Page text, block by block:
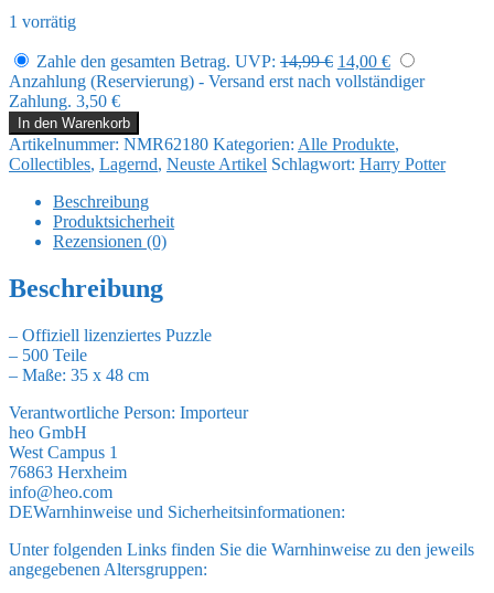
1 vorrätig
Zahle den gesamten Betrag. UVP: 14,99€ Ursprünglicher
Preis
14,00 €Aktueller
Preis
Anzahlung (Reservierung) - Versand erst nach vollständiger
Zahlung. 3,50 €
Harry
Potter
Puzzle
(500
Teile)
Menge
In den Warenkorb
Artikelnummer: NMR62180 Kategorien: Alle Produkte,
Collectibles, Lagernd, Neuste Artikel Schlagwort: Harry Potter
Beschreibung
Produktsicherheit
Rezensionen (0)
Beschreibung
– Offiziell lizenziertes Puzzle
– 500 Teile
– Maße: 35 x 48 cm
Verantwortliche Person: Importeur
heo GmbH
West Campus 1
76863 Herxheim
info@heo.com
DEWarnhinweise und Sicherheitsinformationen:
Unter folgenden Links finden Sie die Warnhinweise zu den jeweils
angegebenen Altersgruppen: